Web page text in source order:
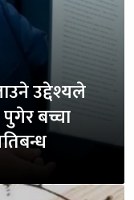
उद्देश्यले
बच्चा